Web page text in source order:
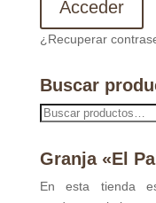
¿Recuperar
Buscar
Buscar
Granja «El
En esta tienda